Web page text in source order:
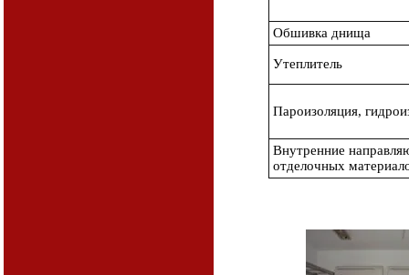
Обшивка днища
Утеплитель
Пароизоляция,
Внутренние
отделочных